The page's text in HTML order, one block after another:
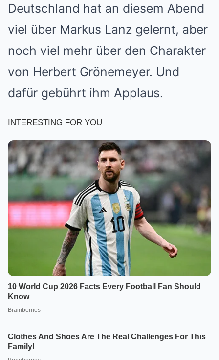
Deutschland hat an diesem Abend
viel über Markus Lanz gelernt, aber
noch viel mehr über den Charakter
von Herbert Grönemeyer. Und
dafür gebührt ihm Applaus.